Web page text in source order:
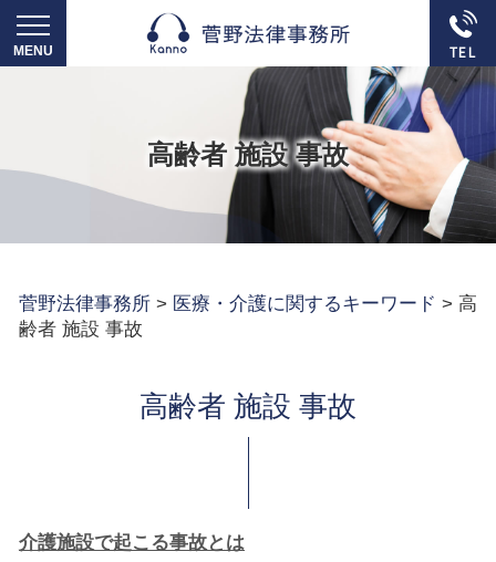
高齢者 施設 事故
菅野法律事務所 > 医療・介護に関するキーワード > 高
齢者 施設 事故
高齢者 施設 事故
介護施設で起こる事故とは